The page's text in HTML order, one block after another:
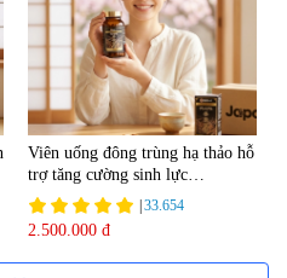
Viên uống đông trùng hạ thảo hỗ
trợ tăng cường sinh lực
Tohchukasou Premium Yo
Group 180 viên - Date 08/2027
33.654
2.500.000 đ